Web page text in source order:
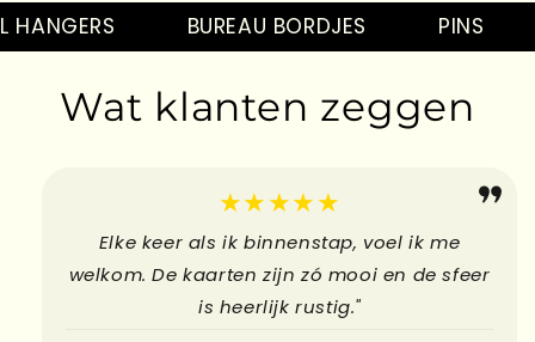
Kaarten
Hebbedingetjes
Kado's
Kaarten
BUREAU BORDJES PINS
Wat klanten zeggen
★★★★★
Elke keer als ik binnenstap, voel ik me
welkom. De kaarten zijn zó mooi en de sfeer
is heerlijk rustig."